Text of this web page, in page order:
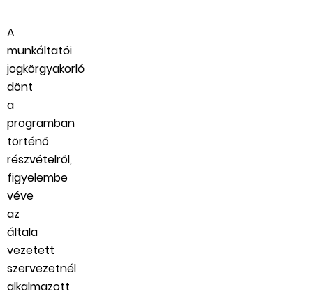
A
munkáltatói
jogkörgyakorló
dönt
a
programban
történő
részvételről,
figyelembe
véve
az
általa
vezetett
szervezetnél
alkalmazott